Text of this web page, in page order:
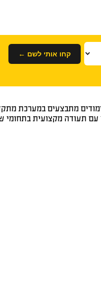
קחו אותי לשם ←
מתבצעים במערכת
עם תעודה מקצועית